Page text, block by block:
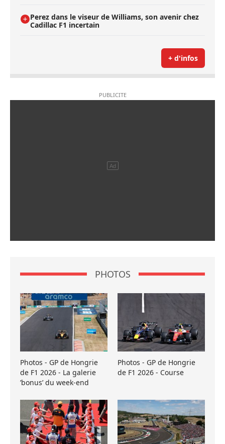
Perez dans le viseur de Williams, son avenir chez
Cadillac F1 incertain
+ d'infos
PHOTOS
Photos - GP de Hongrie
de F1 2026 - La galerie
’bonus’ du week-end
Photos - GP de Hongrie
de F1 2026 - Course